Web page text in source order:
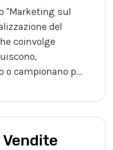
"Marketing sul
del
coinvolge
o campionano p...